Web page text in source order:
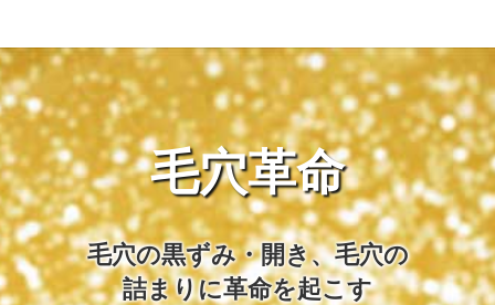
毛穴革命
毛穴の黒ずみ・開き、毛穴の
詰まりに革命を起こす